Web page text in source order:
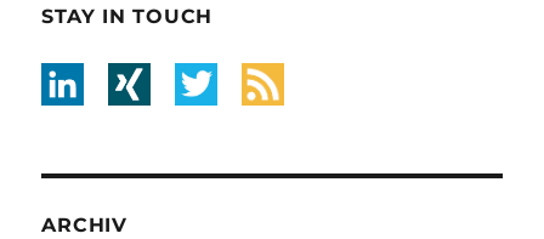
STAY IN TOUCH
ARCHIV